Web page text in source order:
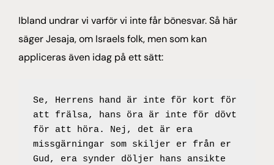
Ibland undrar vi varför vi inte får bönesvar. Så här
säger Jesaja, om Israels folk, men som kan
appliceras även idag på ett sätt:
Se, Herrens hand är inte för kort för
att frälsa, hans öra är inte för dövt
för att höra. Nej, det är era
missgärningar som skiljer er från er
Gud, era synder döljer hans ansikte